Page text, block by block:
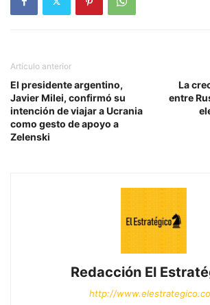
Artículo anterior
El presidente argentino,
Javier Milei, confirmó su
intención de viajar a Ucrania
como gesto de apoyo a
Zelenski
La
entre
Redacción El
http://